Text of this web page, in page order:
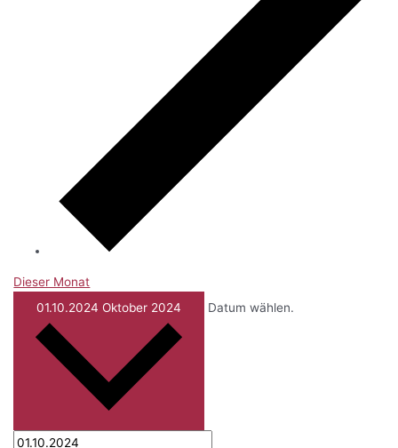
Dieser Monat
01.10.2024Oktober 2024 Datum wählen.